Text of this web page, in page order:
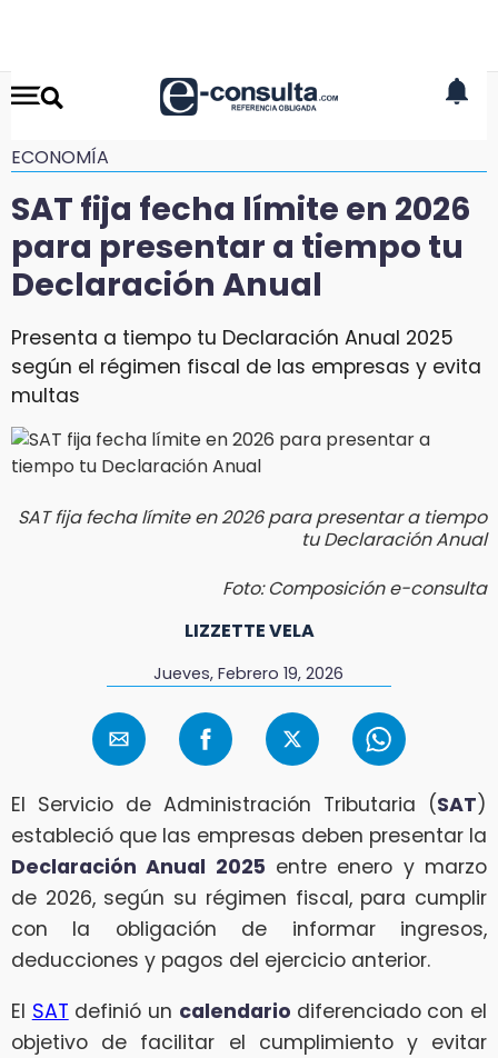
ECONOMÍA
SAT fija fecha límite en 2026
para presentar a tiempo tu
Declaración Anual
Presenta a tiempo tu Declaración Anual 2025
según el régimen fiscal de las empresas y evita
multas
SAT fija fecha límite en 2026 para presentar a tiempo
tu Declaración Anual
Foto: Composición e-consulta
LIZZETTE VELA
Jueves, Febrero 19, 2026
El Servicio de Administración Tributaria (SAT)
estableció que las empresas deben presentar la
Declaración Anual 2025 entre enero y marzo
de 2026, según su régimen fiscal, para cumplir
con la obligación de informar ingresos,
deducciones y pagos del ejercicio anterior.
El SAT definió un calendario diferenciado con el
objetivo de facilitar el cumplimiento y evitar